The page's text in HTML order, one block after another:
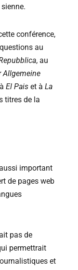
conférence,
au
, au
Allgemeine
El Pais et à La
titres de la
important
de pages web
pas de
permettrait
et